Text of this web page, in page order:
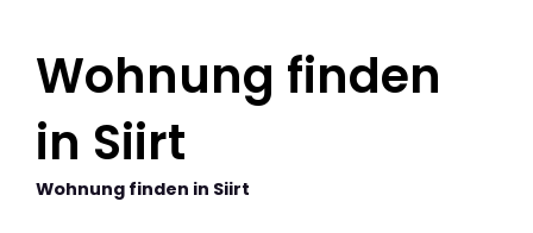
Wohnung finden
in Siirt
Wohnung finden in Siirt